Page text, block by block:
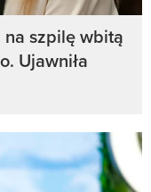
szpilę wbitą
Ujawniła